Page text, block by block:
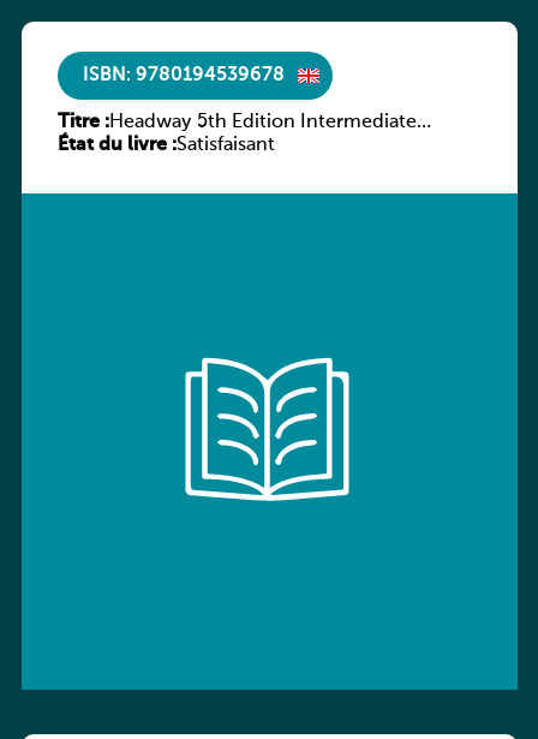
ISBN: 9780194539678
Titre :Headway 5th Edition Intermediate
Workbook without key
État du livre :Satisfaisant